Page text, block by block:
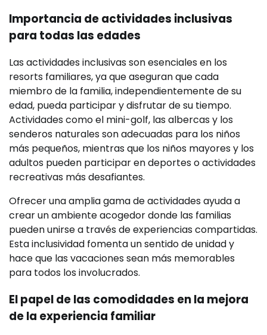
Importancia de actividades inclusivas
para todas las edades
Las actividades inclusivas son esenciales en los
resorts familiares, ya que aseguran que cada
miembro de la familia, independientemente de su
edad, pueda participar y disfrutar de su tiempo.
Actividades como el mini-golf, las albercas y los
senderos naturales son adecuadas para los niños
más pequeños, mientras que los niños mayores y los
adultos pueden participar en deportes o actividades
recreativas más desafiantes.
Ofrecer una amplia gama de actividades ayuda a
crear un ambiente acogedor donde las familias
pueden unirse a través de experiencias compartidas.
Esta inclusividad fomenta un sentido de unidad y
hace que las vacaciones sean más memorables
para todos los involucrados.
El papel de las comodidades en la mejora
de la experiencia familiar